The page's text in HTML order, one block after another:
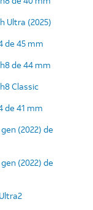
Ultra (2025)
de 45 mm
de 44 mm
Classic
de 41 mm
(2022) de
(2022) de